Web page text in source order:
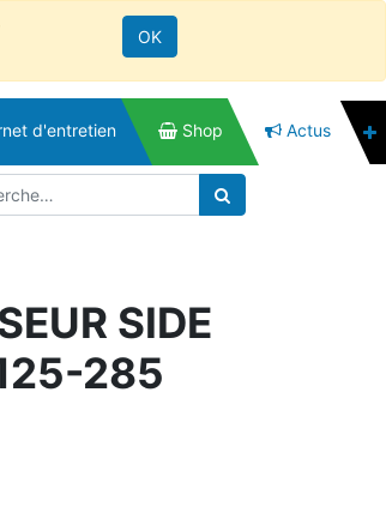
OK
d'entretien Shop Actus
SIDE
285